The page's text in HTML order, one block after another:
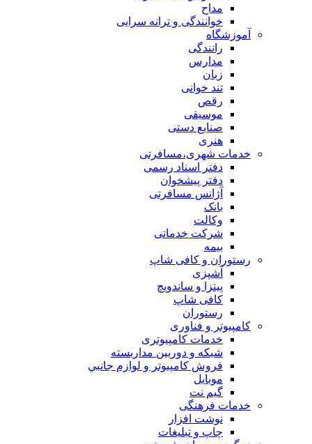
مداح
خوانندگی و ترانه سرایی
آموزشگاه
رانندگی
مدارس
زبان
تند خوانی
رقص
موسیقی
صنایع دستی
هنری
خدمات شهری،مسافرتی
دفتر اسناد رسمی
دفتر پیشخوان
آژانس مسافرتی
بانک
وکالت
شرکت خدماتی
بيمه
رستوران و کافی شاپ
آشپزی
پیتزا و ساندویچ
کافی شاپ
رستوران
کامپیوتر و فناوری
خدمات کامپیوتری
شبكه و دوربين مداربسته
فروش كامپيوتر و لوازم جانبي
موبایل
گیم نت
خدمات فرهنگی
نوشت افزار
چاپ و تبلیغات